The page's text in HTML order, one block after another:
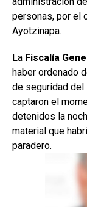
personas, por el
Ayotzinapa.
La Fiscalía
haber ordenado
de seguridad del
captaron el
detenidos la
material que
paradero.